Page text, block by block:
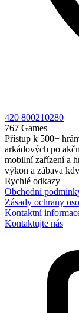
420 800210280
767 Games
Přístup k 500+
arkádových po
mobilní zařízení a
výkon a zábava
Rychlé odkazy
Obchodní
Zásady ochrany
Kontaktní
Kontaktujte nás